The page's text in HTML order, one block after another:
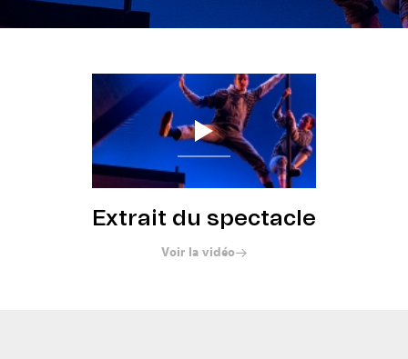
Réserver
Extrait du spectacle
Voir la vidéo